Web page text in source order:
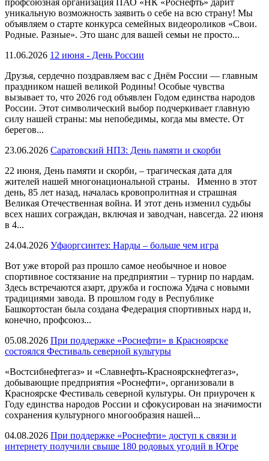
профсоюзная организация ПАО «НК «Роснефть» дарит
уникальную возможность заявить о себе на всю страну! Мы
объявляем о старте конкурса семейных видеороликов «Свои.
Родные. Разные». Это шанс для вашей семьи не просто...
11.06.2026 12 июня - День России
Друзья, сердечно поздравляем вас с Днём России — главным
праздником нашей великой Родины! Особые чувства
вызывает то, что 2026 год объявлен Годом единства народов
России. Этот символический выбор подчеркивает главную
силу нашей страны: мы непобедимы, когда мы вместе. От
берегов...
23.06.2026 Саратовский НПЗ: День памяти и скорби
22 июня, День памяти и скорби, – трагическая дата для
жителей нашей многонациональной страны. Именно в этот
день, 85 лет назад, началась кровопролитная и страшная
Великая Отечественная война. И этот день изменил судьбы
всех наших сограждан, включая и заводчан, навсегда. 22 июня
в 4...
24.04.2026 Уфаоргсинтез: Нарды – больше чем игра
Вот уже второй раз прошло самое необычное и новое
спортивное состязание на предприятии – турнир по нардам.
Здесь встречаются азарт, дружба и госпожа Удача с новыми
традициями завода. В прошлом году в Республике
Башкортостан была создана Федерация спортивных нард и,
конечно, профсоюз...
05.08.2026 При поддержке «Роснефти» в Красноярске
состоялся Фестиваль северной культуры
«Востсибнефтегаз» и «Славнефть-Красноярскнефтегаз»,
добывающие предприятия «Роснефти», организовали в
Красноярске Фестиваль северной культуры. Он приурочен к
Году единства народов России и сфокусирован на значимости
сохранения культурного многообразия нашей...
04.08.2026 При поддержке «Роснефти» доступ к связи и
интернету получили свыше 180 родовых угодий в Югре